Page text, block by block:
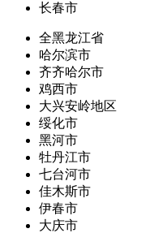
长春市
全黑龙江省
哈尔滨市
齐齐哈尔市
鸡西市
大兴安岭地区
绥化市
黑河市
牡丹江市
七台河市
佳木斯市
伊春市
大庆市